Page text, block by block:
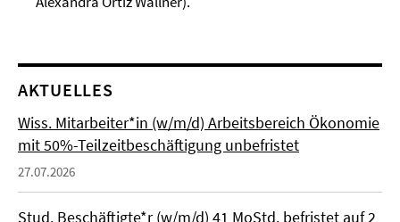
AKTUELLES
Wiss. Mitarbeiter*in (w/m/d) Arbeitsbereich Ökonomie
mit 50%-Teilzeitbeschäftigung unbefristet
27.07.2026
Stud. Beschäftigte*r (w/m/d) 41 MoStd. befristet auf 2